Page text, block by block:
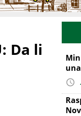
Da li